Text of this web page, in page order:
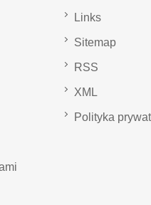
Links
Sitemap
RSS
XML
Polityka